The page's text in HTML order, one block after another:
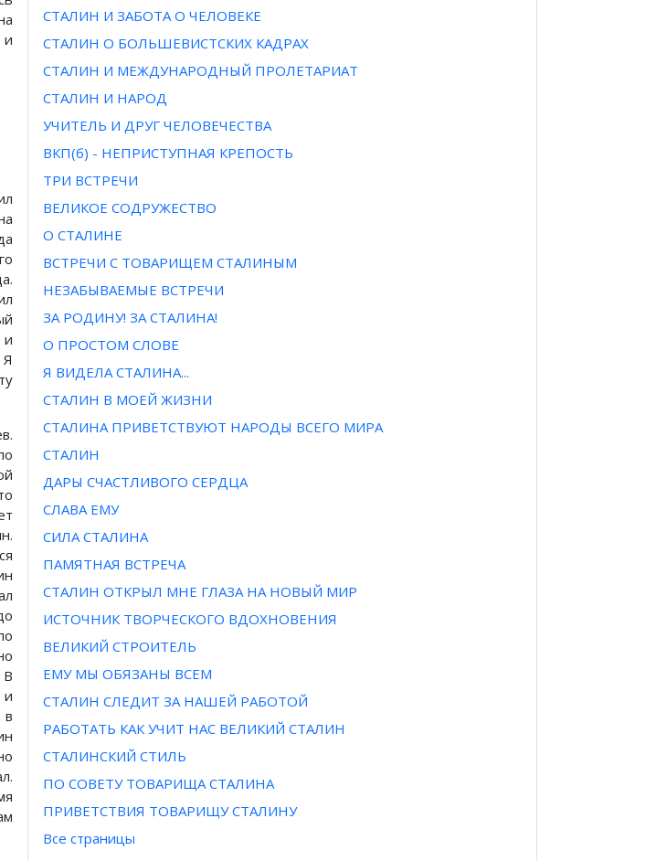
СТАЛИН И ЗАБОТА О ЧЕЛОВЕКЕ
СТАЛИН О БОЛЬШЕВИСТСКИХ КАДРАХ
СТАЛИН И МЕЖДУНАРОДНЫЙ ПРОЛЕТАРИАТ
СТАЛИН И НАРОД
УЧИТЕЛЬ И ДРУГ ЧЕЛОВЕЧЕСТВА
ВКП(б) - НЕПРИСТУПНАЯ КРЕПОСТЬ
ТРИ ВСТРЕЧИ
ВЕЛИКОЕ СОДРУЖЕСТВО
О СТАЛИНЕ
ВСТРЕЧИ С ТОВАРИЩЕМ СТАЛИНЫМ
НЕЗАБЫВАЕМЫЕ ВСТРЕЧИ
ЗА РОДИНУ! ЗА СТАЛИНА!
О ПРОСТОМ СЛОВЕ
Я ВИДЕЛА СТАЛИНА...
СТАЛИН В МОЕЙ ЖИЗНИ
СТАЛИНА ПРИВЕТСТВУЮТ НАРОДЫ ВСЕГО МИРА
СТАЛИН
ДАРЫ СЧАСТЛИВОГО СЕРДЦА
СЛАВА ЕМУ
СИЛА СТАЛИНА
ПАМЯТНАЯ ВСТРЕЧА
СТАЛИН ОТКРЫЛ МНЕ ГЛАЗА НА НОВЫЙ МИР
ИСТОЧНИК ТВОРЧЕСКОГО ВДОХНОВЕНИЯ
ВЕЛИКИЙ СТРОИТЕЛЬ
ЕМУ МЫ ОБЯЗАНЫ ВСЕМ
СТАЛИН СЛЕДИТ ЗА НАШЕЙ РАБОТОЙ
РАБОТАТЬ КАК УЧИТ НАС ВЕЛИКИЙ СТАЛИН
СТАЛИНСКИЙ СТИЛЬ
ПО СОВЕТУ ТОВАРИЩА СТАЛИНА
ПРИВЕТСТВИЯ ТОВАРИЩУ СТАЛИНУ
Все страницы
и
в